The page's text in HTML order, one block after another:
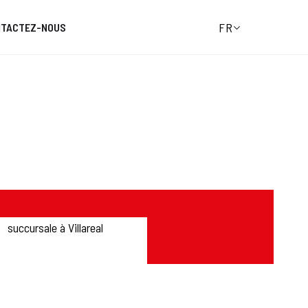
NOUS FR